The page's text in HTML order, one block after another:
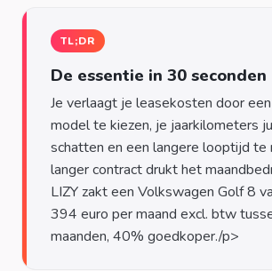
TL;DR
De essentie in 30 seconden
Je verlaagt je leasekosten door
model te kiezen, je jaarkilometers
schatten en een langere looptijd te
langer contract drukt het
LIZY zakt een Volkswagen Golf 8
394 euro per maand excl. btw